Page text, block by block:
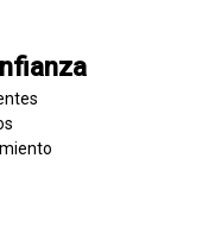
​​​iento